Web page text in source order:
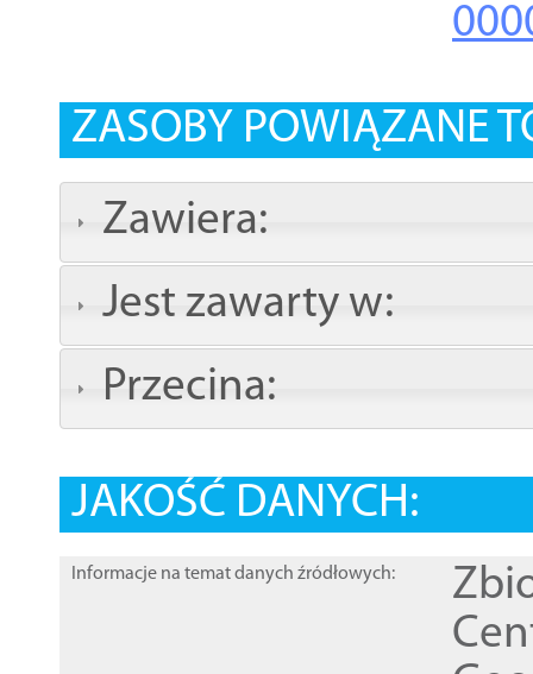
ZASOBY POWIĄZANE
Zawiera:
Jest zawarty w:
Przecina:
JAKOŚĆ DANYCH:
Informacje na temat danych źródłowych: